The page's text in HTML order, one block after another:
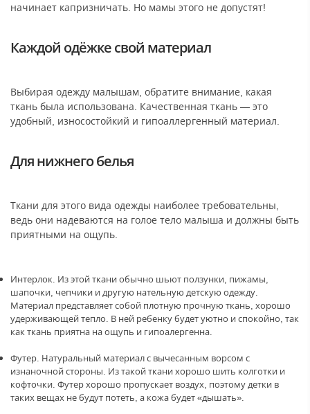
начинает капризничать. Но мамы этого не допустят!
Каждой одёжке свой материал
Выбирая одежду малышам, обратите внимание, какая
ткань была использована. Качественная ткань — это
удобный, износостойкий и гипоаллергенный материал.
Для нижнего белья
Ткани для этого вида одежды наиболее требовательны,
ведь они надеваются на голое тело малыша и должны быть
приятными на ощупь.
Интерлок. Из этой ткани обычно шьют ползунки, пижамы,
шапочки, чепчики и другую нательную детскую одежду.
Материал представляет собой плотную прочную ткань, хорошо
удерживающей тепло. В ней ребенку будет уютно и спокойно, так
как ткань приятна на ощупь и гипоалергенна.
Футер. Натуральный материал с вычесанным ворсом с
изнаночной стороны. Из такой ткани хорошо шить колготки и
кофточки. Футер хорошо пропускает воздух, поэтому детки в
таких вещах не будут потеть, а кожа будет «дышать».